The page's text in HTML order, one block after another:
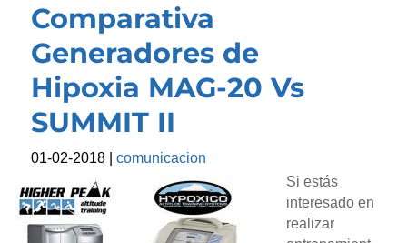
Comparativa
Generadores de
Hipoxia MAG-20 Vs
SUMMIT II
01-02-2018 |comunicacion
Si estás
interesado en
realizar